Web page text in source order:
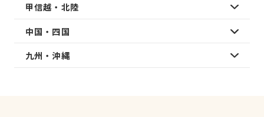
甲信越・北陸
中国・四国
九州・沖縄